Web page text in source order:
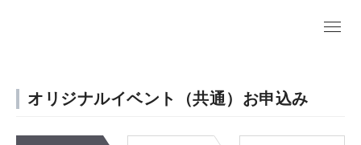
オリジナルイベント（共通）お申込み